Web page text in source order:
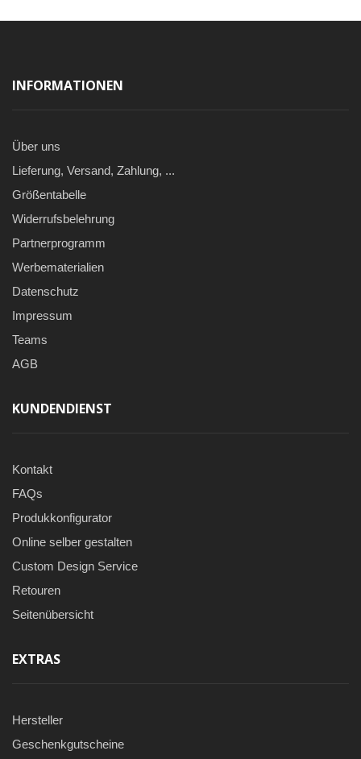
INFORMATIONEN
Über uns
Lieferung, Versand, Zahlung, ...
Größentabelle
Widerrufsbelehrung
Partnerprogramm
Werbematerialien
Datenschutz
Impressum
Teams
AGB
KUNDENDIENST
Kontakt
FAQs
Produkkonfigurator
Online selber gestalten
Custom Design Service
Retouren
Seitenübersicht
EXTRAS
Hersteller
Geschenkgutscheine